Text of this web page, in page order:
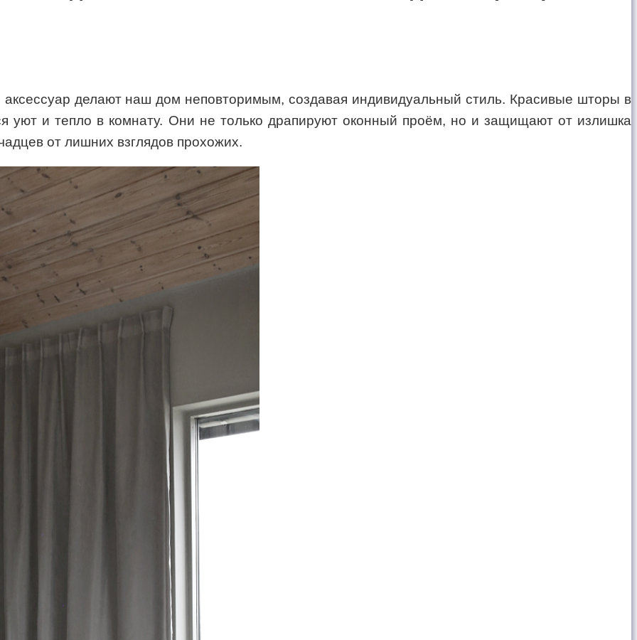
делают наш дом неповторимым, создавая индивидуальный стиль. Красивые шторы в
уют и тепло в комнату. Они не только драпируют оконный проём, но и защищают от излишка
от лишних взглядов прохожих.